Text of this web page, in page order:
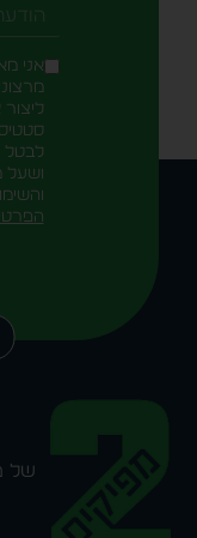
הודעה
אני
לבטל
ושעל
של